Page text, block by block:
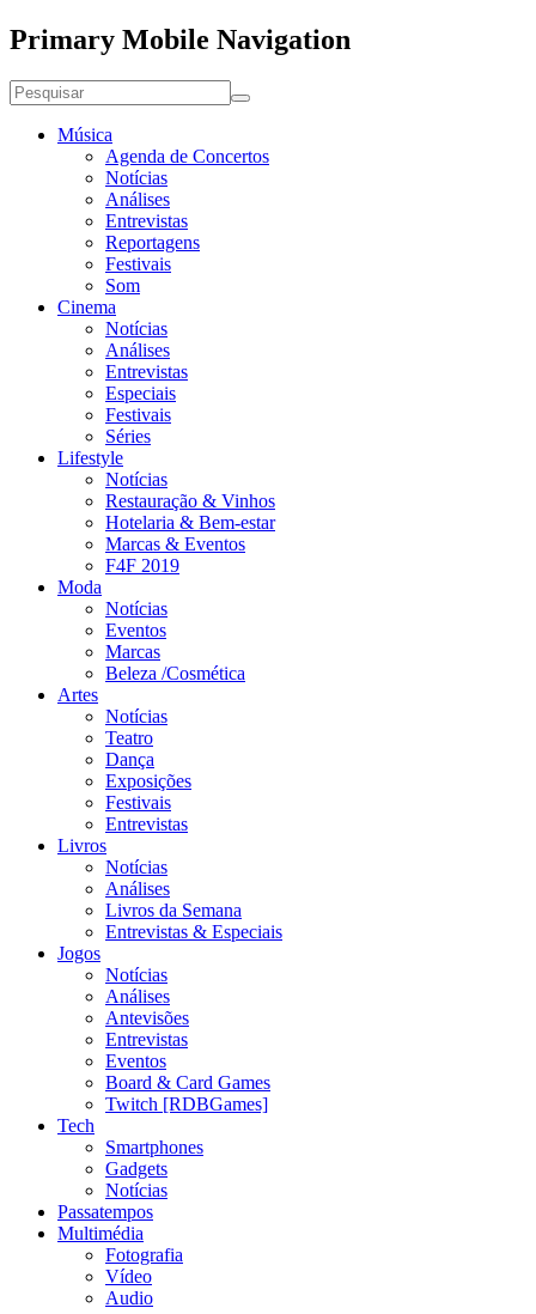
Primary Mobile Navigation
Música
Agenda de Concertos
Notícias
Análises
Entrevistas
Reportagens
Festivais
Som
Cinema
Notícias
Análises
Entrevistas
Especiais
Festivais
Séries
Lifestyle
Notícias
Restauração & Vinhos
Hotelaria & Bem-estar
Marcas & Eventos
F4F 2019
Moda
Notícias
Eventos
Marcas
Beleza /Cosmética
Artes
Notícias
Teatro
Dança
Exposições
Festivais
Entrevistas
Livros
Notícias
Análises
Livros da Semana
Entrevistas & Especiais
Jogos
Notícias
Análises
Antevisões
Entrevistas
Eventos
Board & Card Games
Twitch [RDBGames]
Tech
Smartphones
Gadgets
Notícias
Passatempos
Multimédia
Fotografia
Vídeo
Audio